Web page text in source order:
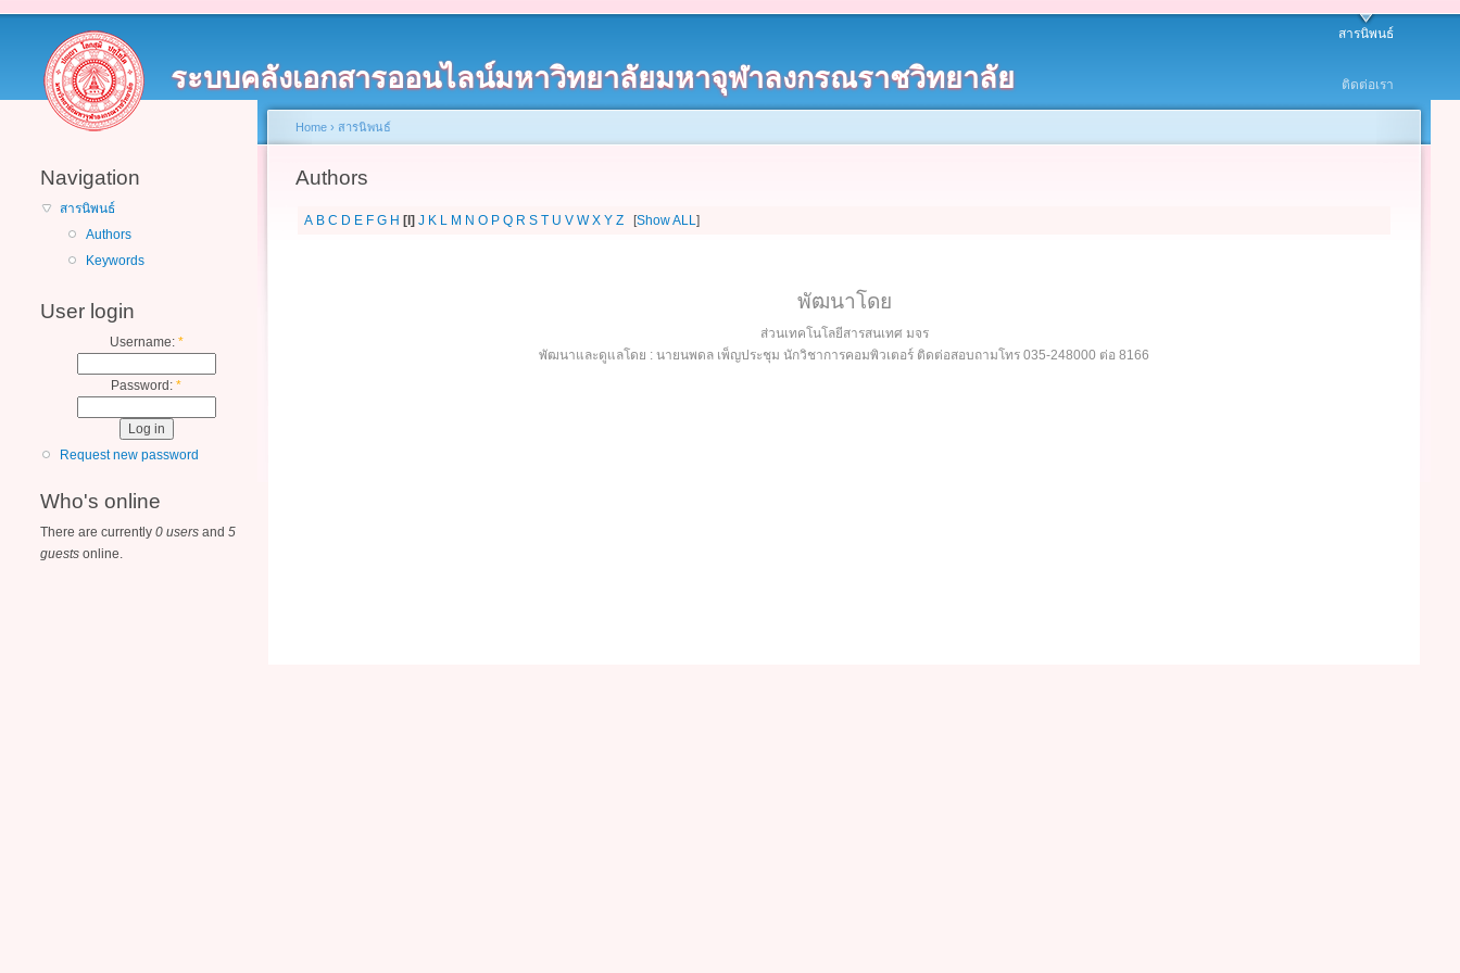
ระบบคลังเอกสารออนไลน์มหาวิทยาลัยมหาจุฬาลงกรณราชวิทยาลัย
สารนิพนธ์
ติดต่อเรา
Navigation
สารนิพนธ์
Authors
Keywords
User login
Username: *
Password: *
Request new password
Who's online
There are currently 0 users and 5
guests online.
Home › สารนิพนธ์
Authors
A B C D E F G H [I] J K L M N O P Q R S T U V W X Y Z [Show ALL]
พัฒนาโดย
ส่วนเทคโนโลยีสารสนเทศ มจร
พัฒนาและดูแลโดย : นายนพดล เพ็ญประชุม นักวิชาการคอมพิวเตอร์ ติดต่อสอบถามโทร 035-248000 ต่อ 8166